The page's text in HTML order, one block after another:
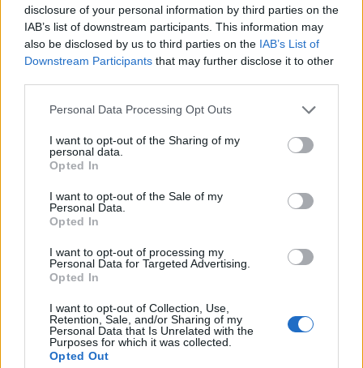
disclosure of your personal information by third parties on the
IAB’s list of downstream participants. This information may
also be disclosed by us to third parties on the IAB’s List of
Downstream Participants that may further disclose it to other
Personal Data Processing Opt Outs
I want to opt-out of the Sharing of my
personal data.
Opted In
I want to opt-out of the Sale of my
Personal Data.
Opted In
I want to opt-out of processing my
Personal Data for Targeted Advertising.
Opted In
I want to opt-out of Collection, Use,
Retention, Sale, and/or Sharing of my
Personal Data that Is Unrelated with the
Purposes for which it was collected.
Opted Out
12 Φεβρουαρίου 2026
Με βαθύ αίσθημα προσφοράς και ευθύνης, η ΔΕΗ
παρέδωσε, μέσω του ανθρωπιστικού οργανισμού
Η Στρατηγική Είσοδος της ΔΕΗ στην Παραγωγή
9 Φεβρουαρίου 2026
ενεργειακό χάρτη της Νοτιοανατολικής Ευρώπης, η
προωθούν τη βιώσιμη γεωργία στους μαθητές
4 Φεβρουαρίου 2026
Με επιτυχία ολοκληρώθηκε το εκπαιδευτικό
πρόγραμμα «Carbon Farming Schools 2025», που
υλοποιήθηκε από την Open…